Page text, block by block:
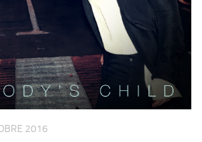
2016